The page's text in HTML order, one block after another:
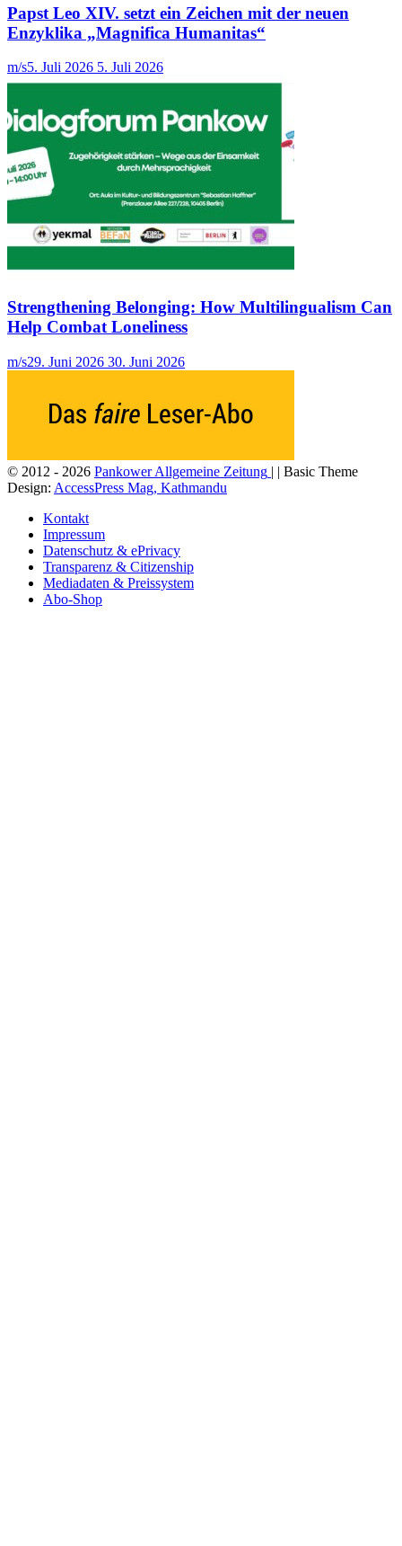
Papst Leo XIV. setzt ein Zeichen mit der neuen
Enzyklika „Magnifica Humanitas“
m/s5. Juli 2026 5. Juli 2026
Strengthening Belonging: How Multilingualism Can
Help Combat Loneliness
m/s29. Juni 2026 30. Juni 2026
© 2012 - 2026 Pankower Allgemeine Zeitung | | Basic Theme
Design: AccessPress Mag, Kathmandu
Kontakt
Impressum
Datenschutz & ePrivacy
Transparenz & Citizenship
Mediadaten & Preissystem
Abo-Shop